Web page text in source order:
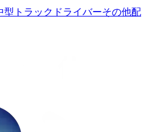
型トラックドライバーその他配